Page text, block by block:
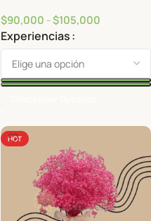
$90,000 -$105,000
Experiencias
HOT